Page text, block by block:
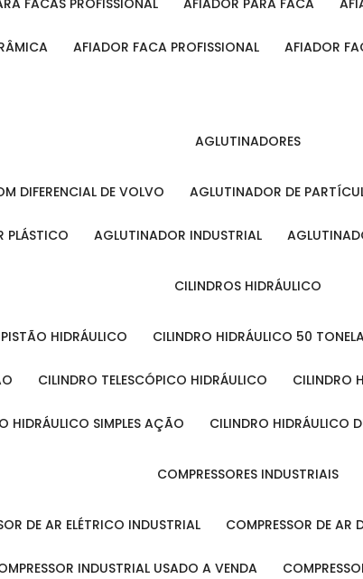
FACAS PROFISSIONAL AFIADOR PARA FACA
AFIADOR FACA PROFISSIONAL AFIADOR
AGLUTINADORES
DIFERENCIAL DE VOLVO AGLUTINADOR DE
PLÁSTICO AGLUTINADOR INDUSTRIAL
CILINDROS HIDRÁULICO
PISTÃO HIDRÁULICO CILINDRO HIDRÁULICO 50
CILINDRO TELESCÓPICO HIDRÁULICO CILINDRO
HIDRÁULICO SIMPLES AÇÃO CILINDRO HIDRÁULICO
COMPRESSORES INDUSTRIAIS
DE AR ELÉTRICO INDUSTRIAL COMPRESSOR DE
INDUSTRIAL USADO A VENDA